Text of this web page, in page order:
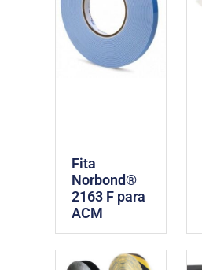
Fita
Norbond®
2163 F para
ACM